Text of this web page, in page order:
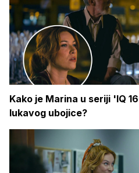
Kako je Marina u seriji 'IQ
lukavog ubojice?